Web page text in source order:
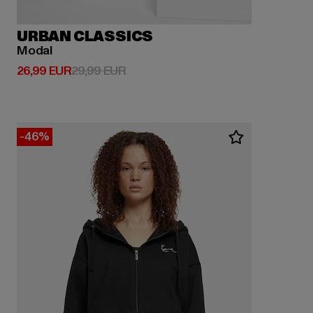
URBAN CLASSICS
Modal
26,99 EUR
Derzeitiger Preis: 26,99 EUR
29,99 EURAktionspreis: 29,99 EUR
-46%